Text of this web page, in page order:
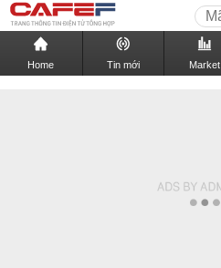
Home Tin mới Market